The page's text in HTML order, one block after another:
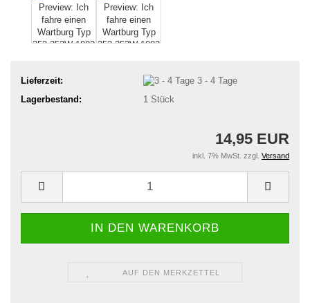
Lieferzeit:
3 - 4 Tage
Lagerbestand:
1 Stück
14,95 EUR
inkl. 7% MwSt. zzgl. Versand
AUF DEN MERKZETTEL